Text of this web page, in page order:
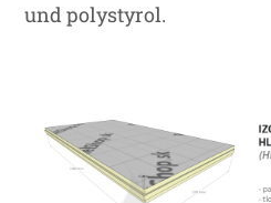
und polystyrol.